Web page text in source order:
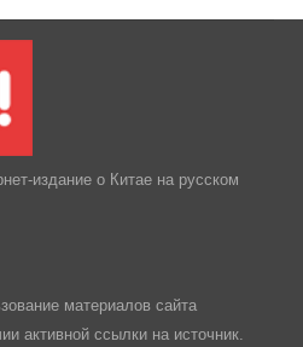
издание о Китае на русском
материалов сайта
активной ссылки на источник.